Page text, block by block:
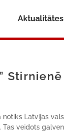
Aktualitātes
Stirnienē
Latvijas
veidots